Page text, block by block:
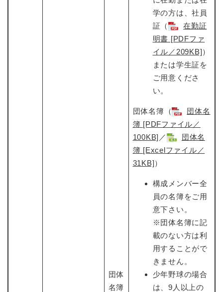
団体
名簿
学の方は、社員
証（
在勤証
明書 [PDFファ
イル／209KB]）
または学生証を
ご用意くださ
い。
団体名簿（
団体名
簿 [PDFファイル／
100KB] ​／
団体名
簿 [Excelファイル／
31KB]​）
構成メンバー全
員の名簿をご用
意下さい。
※団体名簿に記
載のない方は利
用することがで
きません。
少年野球の場合
は、9人以上の